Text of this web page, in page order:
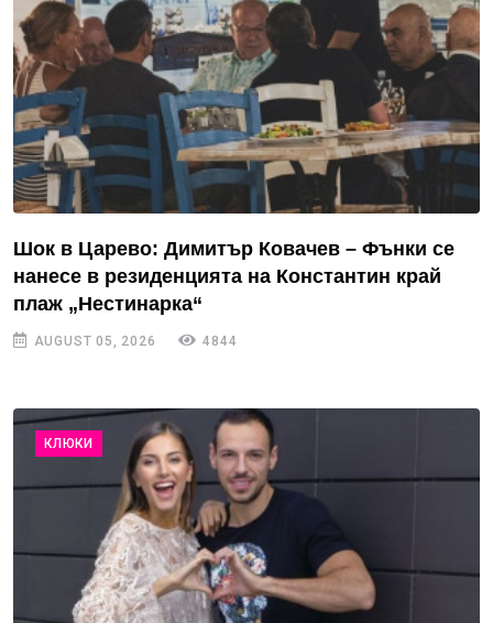
Шок в Царево: Димитър Ковачев – Фънки се
нанесе в резиденцията на Константин край
плаж „Нестинарка“
AUGUST 05, 2026 4844
КЛЮКИ